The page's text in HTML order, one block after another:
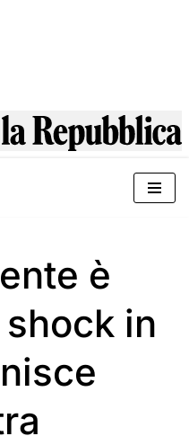
è
shock in